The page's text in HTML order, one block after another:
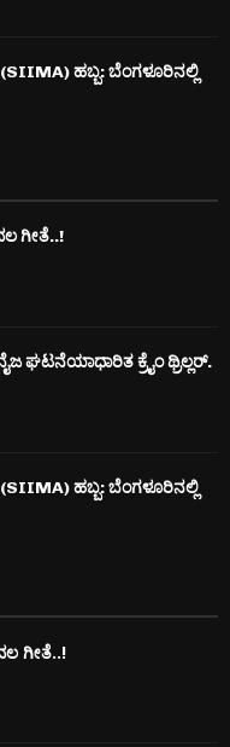
(SIIMA) ಹಬ್ಬ: ಬೆಂಗಳೂರಿನಲ್ಲಿ
ಗೀತೆ..!
ಘಟನೆಯಾಧಾರಿತ ಕ್ರೈಂ ಥ್ರಿಲ್ಲರ್.
(SIIMA) ಹಬ್ಬ: ಬೆಂಗಳೂರಿನಲ್ಲಿ
ಗೀತೆ..!